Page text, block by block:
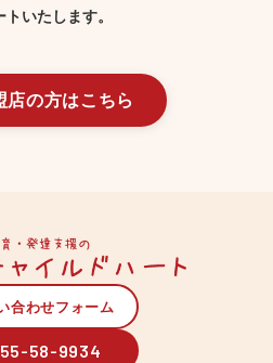
いたします。
店の方はこちら
合わせフォーム
58-9934